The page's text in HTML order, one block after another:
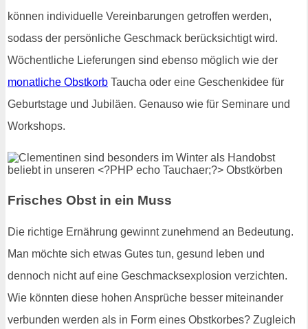
können individuelle Vereinbarungen getroffen werden,
sodass der persönliche Geschmack berücksichtigt wird.
Wöchentliche Lieferungen sind ebenso möglich wie der
monatliche Obstkorb Taucha oder eine Geschenkidee für
Geburtstage und Jubiläen. Genauso wie für Seminare und
Workshops.
Frisches Obst in ein Muss
Die richtige Ernährung gewinnt zunehmend an Bedeutung.
Man möchte sich etwas Gutes tun, gesund leben und
dennoch nicht auf eine Geschmacksexplosion verzichten.
Wie könnten diese hohen Ansprüche besser miteinander
verbunden werden als in Form eines Obstkorbes? Zugleich